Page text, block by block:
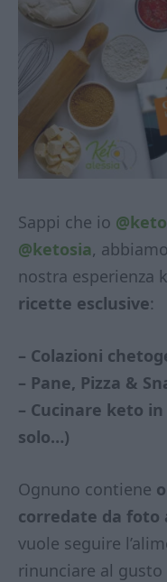
Sappi che io
@ketosia,
nostra esperienza
ricette esclusive:
– Colazioni
– Pane, Pizza &
– Cucinare keto
solo…)
Ognuno contiene
corredate da foto
vuole seguire
rinunciare al gusto